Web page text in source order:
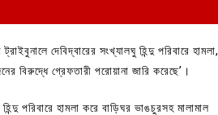
দেবিদ্বারের সংখ্যালঘু হিন্দু পরিবারে হামলা,
বিরুদ্ধে গ্রেফতারী পরোয়ানা জারি করেছে’।
পরিবারে হামলা করে বাড়িঘর ভাঙচুরসহ মালামাল